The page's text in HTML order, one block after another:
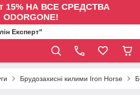
15% НА ВСЕ СРЕДСТВА
ODORGONE!
Експерт"
Брудозахисні килими Iron Horse